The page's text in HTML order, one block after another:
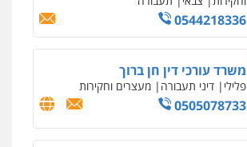
סלימאן אבו שעירה – משרד עורכי דין
פלילי בטחוני צבאי נזיקין
0547780927
פלילי פשע חמור תעבורה צבא מעצרים